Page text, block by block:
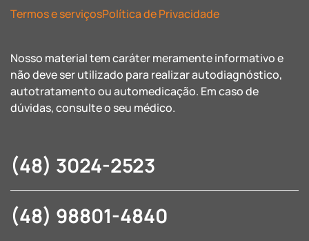
Termos e serviçosPolítica de Privacidade
Nosso material tem caráter meramente informativo e
não deve ser utilizado para realizar autodiagnóstico,
autotratamento ou automedicação. Em caso de
dúvidas, consulte o seu médico.
(48) 3024-2523
(48) 98801-4840